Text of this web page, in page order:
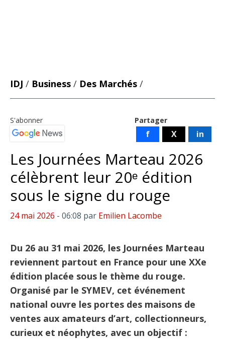
IDJ / Business / Des Marchés /
Partager
f X in
S'abonner
Les Journées Marteau 2026
célèbrent leur 20ᵉ édition
sous le signe du rouge
24 mai 2026 - 06:08 par Emilien Lacombe
Du 26 au 31 mai 2026, les Journées Marteau
reviennent partout en France pour une XXe
édition placée sous le thème du rouge.
Organisé par le SYMEV, cet événement
national ouvre les portes des maisons de
ventes aux amateurs d’art, collectionneurs,
curieux et néophytes, avec un objectif :